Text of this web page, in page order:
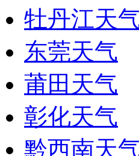
牡丹江天
东莞天气
莆田天气
彰化天气
黔西南天